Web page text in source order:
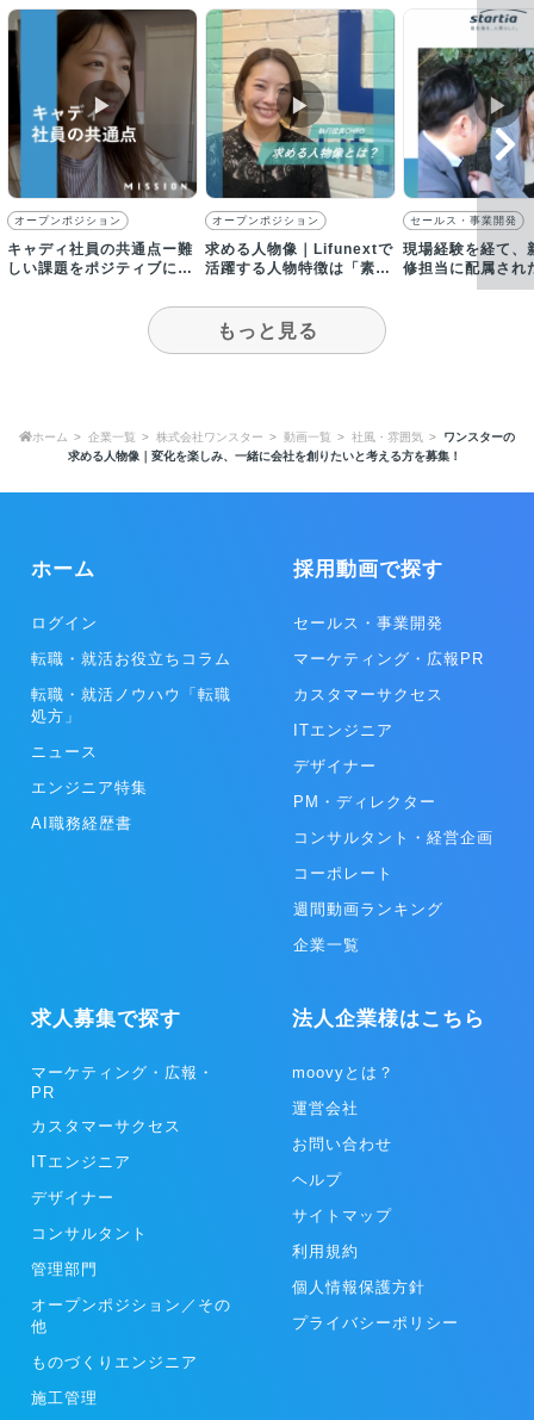
▶︎
オープンポジション
キャディ社員の共通点ー難
しい課題をポジティブにと
▶︎
オープンポジション
求める人物像｜Lifunextで
活躍する人物特徴は「素直
▶︎
セールス・事業開発
現場経験を経て、
修担当に配属され
が、仕事のやりが
もっと見る
ホーム 企業一覧 株式会社ワンスター 動画一覧 社風・雰囲気
ワンスターの
求める人物像｜変化を楽しみ、一緒に会社を創りたいと考える方を募集！
ホーム
ログイン
転職・就活お役立ちコラム
転職・就活ノウハウ「転職
処方」
ニュース
エンジニア特集
AI職務経歴書
採用動画で探す
セールス・事業開発
マーケティング・広報PR
カスタマーサクセス
ITエンジニア
デザイナー
PM・ディレクター
コンサルタント・経営企画
コーポレート
週間動画ランキング
企業一覧
求人募集で探す
マーケティング・広報・
PR
カスタマーサクセス
ITエンジニア
デザイナー
コンサルタント
管理部門
オープンポジション／その
他
ものづくりエンジニア
施工管理
法人企業様はこちら
moovyとは？
運営会社
お問い合わせ
ヘルプ
サイトマップ
利用規約
個人情報保護方針
プライバシーポリシー